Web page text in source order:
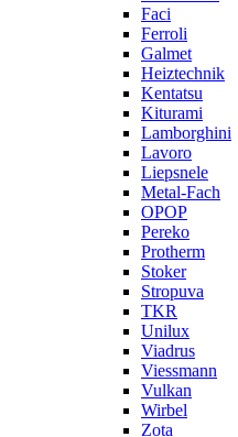
Faci
Ferroli
Galmet
Heiztechnik
Kentatsu
Kiturami
Lamborghini
Lavoro
Liepsnele
Metal-Fach
OPOP
Pereko
Protherm
Stoker
Stropuva
TKR
Unilux
Viadrus
Viessmann
Vulkan
Wirbel
Zota